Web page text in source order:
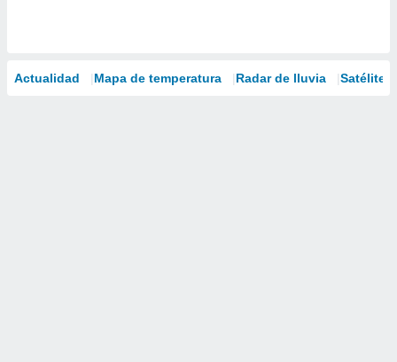
Actualidad Mapa de temperatura Radar de lluvia Satélites